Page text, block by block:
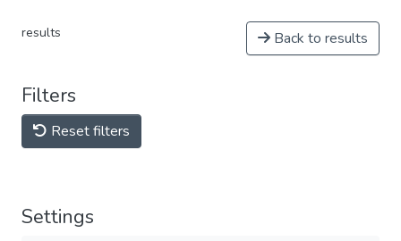
results Back to results
Filters
Reset filters
Settings